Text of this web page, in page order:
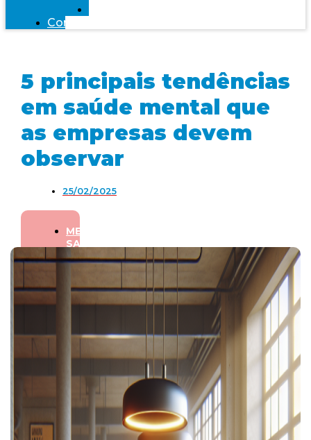
Contato
5 principais tendências
em saúde mental que
as empresas devem
observar
25/02/2025
MENTE
SAUDÁVEL